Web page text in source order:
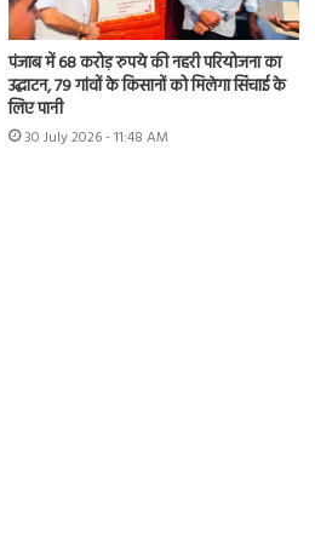
पंजाब में 68 करोड़ रुपये की नहरी परियोजना का
उद्घाटन, 79 गांवों के किसानों को मिलेगा सिंचाई के
लिए पानी
30 July 2026 - 11:48 AM